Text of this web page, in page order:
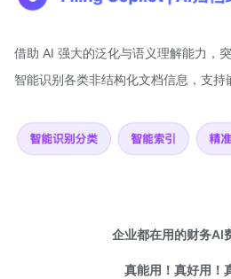
借助 AI 强大的泛化与语义理解能力，
智能识别各类非结构化文档信息，支持
企业都在用的财务AI
真能用！真好用！